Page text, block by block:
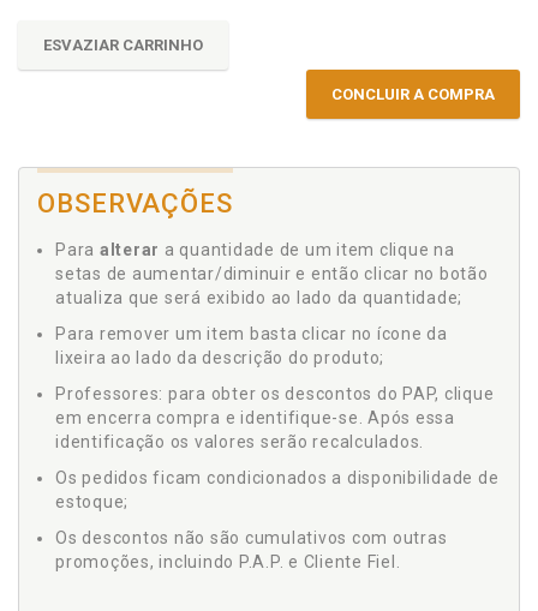
ESVAZIAR CARRINHO
CONCLUIR A COMPRA
OBSERVAÇÕES
Para alterar a quantidade de um item clique na
setas de aumentar/diminuir e então clicar no botão
atualiza que será exibido ao lado da quantidade;
Para remover um item basta clicar no ícone da
lixeira ao lado da descrição do produto;
Professores: para obter os descontos do PAP, clique
em encerra compra e identifique-se. Após essa
identificação os valores serão recalculados.
Os pedidos ficam condicionados a disponibilidade de
estoque;
Os descontos não são cumulativos com outras
promoções, incluindo P.A.P. e Cliente Fiel.